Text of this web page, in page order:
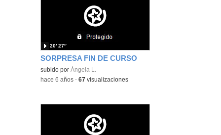
SORPRESA FIN DE CURSO
subido porÁngela L.
20′ 27″
-hace 6 años -67 visualizaciones